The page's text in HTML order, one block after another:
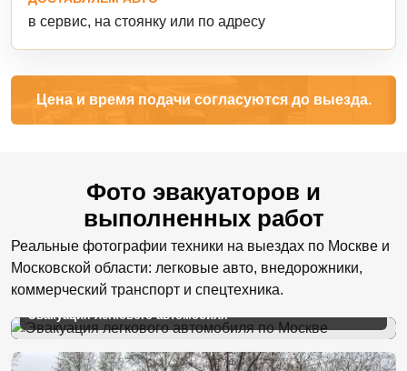
в сервис, на стоянку или по адресу
Цена и время подачи согласуются до выезда.
Фото эвакуаторов и
выполненных работ
Реальные фотографии техники на выездах по Москве и
Московской области: легковые авто, внедорожники,
коммерческий транспорт и спецтехника.
Эвакуация легкового автомобиля